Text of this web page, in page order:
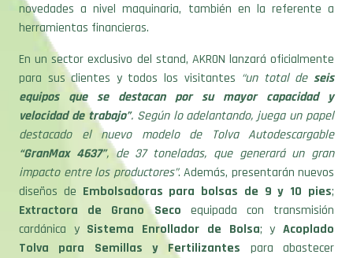
novedades a nivel maquinaria, también en la referente a
herramientas financieras.
En un sector exclusivo del stand, AKRON lanzará oficialmente
para sus clientes y todos los visitantes “un total deseis
equipos que se destacan por su mayor capacidad y
velocidad de trabajo”. Según lo adelantando, juega un papel
destacado el nuevo modelo de Tolva Autodescargable
“GranMax 4637”, de 37 toneladas, que generará un gran
impacto entre los productores”. Además, presentarán nuevos
diseños de Embolsadoras para bolsas de 9 y 10 pies;
Extractora de Grano Seco equipada con transmisión
cardánica y Sistema Enrollador de Bolsa; yAcoplado
Tolva para Semillas y Fertilizantes para abastecer